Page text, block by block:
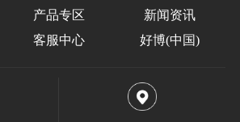
产品专区
新闻资讯
客服中心 好博(中国)